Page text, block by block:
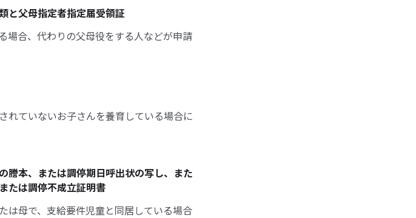
と父母指定者指定届受領証
場合、代わりの父母役をする人などが申請
れていないお子さんを養育している場合に
本、または調停期日呼出状の写し、また
たは調停不成立証明書
は母で、支給要件児童と同居している場合